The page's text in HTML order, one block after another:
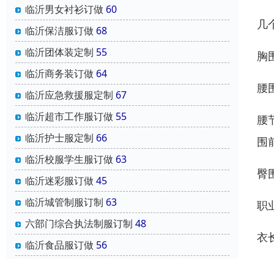
临沂男女衬衫订做 60
临沂保洁服订做 68
临沂团体装定制 55
临沂商务装订做 64
临沂应急救援服定制 67
临沂超市工作服订做 55
临沂护士服定制 66
临沂校服学生服订做 63
临沂迷彩服订做45
临沂城管制服订制 63
六部门综合执法制服订制 48
临沂食品服订做 56
几
胸
腰
腰
围
臀
职
衣